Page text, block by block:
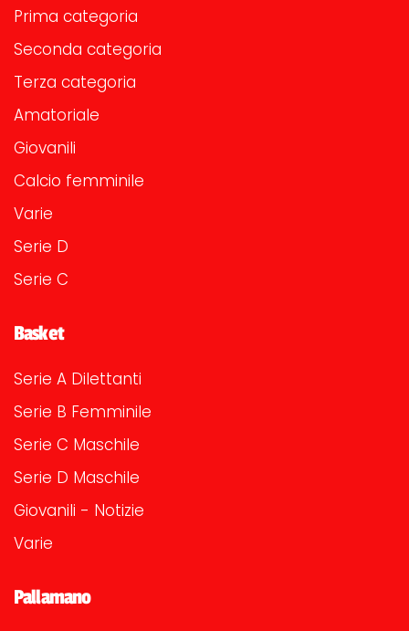
Prima categoria
Seconda categoria
Terza categoria
Amatoriale
Giovanili
Calcio femminile
Varie
Serie D
Serie C
Basket
Serie A Dilettanti
Serie B Femminile
Serie C Maschile
Serie D Maschile
Giovanili - Notizie
Varie
Pallamano